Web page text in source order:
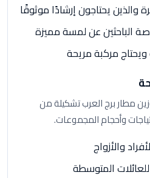
والذين يحتاجون إرشادًا موثوقًا
الباحثين عن لمسة مميزة
مركبة مريحة
مطار برج العرب تشكيلة من
وأحجام المجموعات.
والأزواج
المتوسطة